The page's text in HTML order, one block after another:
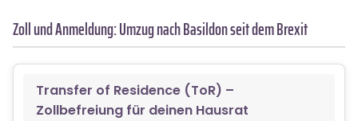
Zoll und Anmeldung: Umzug nach Basildon seit dem Brexit
Transfer of Residence (ToR) –
Zollbefreiung für deinen Hausrat